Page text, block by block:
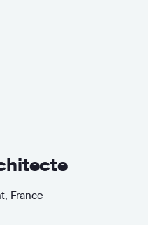
France